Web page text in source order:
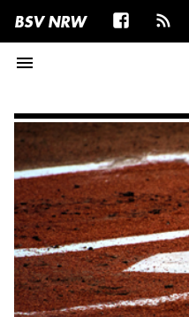
BSV NRW
menu